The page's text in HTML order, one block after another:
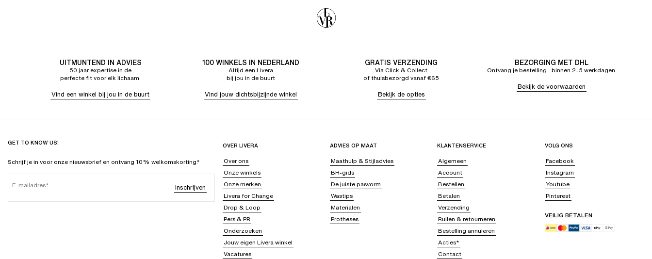
UITMUNTEND IN ADVIES
50 jaar expertise in de
perfecte fit voor elk lichaam.
Vind een winkel bij jou in de buurt
100 WINKELS IN NEDERLAND
Altijd een Livera
bij jou in de buurt
Vind jouw dichtsbijzijnde winkel
GRATIS VERZENDING
Via Click & Collect
of thuisbezorgd vanaf €65
Bekijk de opties
BEZORGING MET DHL
Ontvang je bestelling binnen 2–5 werkdagen.
Bekijk de voorwaarden
GET TO KNOW US!
Schrijf je in voor onze nieuwsbrief en ontvang 10% welkomskorting.*
E-mailadres Inschrijven
OVER LIVERA
Over ons
Onze winkels
Onze merken
Livera for Change
Drop & Loop
Pers & PR
Onderzoeken
Jouw eigen Livera winkel
Vacatures
ADVIES OP MAAT
Maathulp & Stijladvies
BH-gids
De juiste pasvorm
Wastips
Materialen
Protheses
KLANTENSERVICE
Algemeen
Account
Bestellen
Betalen
Verzending
Ruilen & retourneren
Bestelling annuleren
Acties*
Contact
VOLG ONS
Facebook
Instagram
Youtube
Pinterest
VEILIG BETALEN